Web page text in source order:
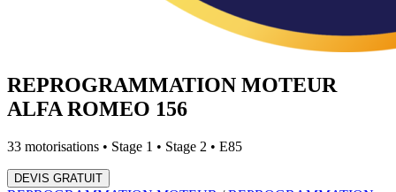
REPROGRAMMATION MOTEUR
ALFA ROMEO 156
33 motorisations • Stage 1 • Stage 2 • E85
DEVIS GRATUIT